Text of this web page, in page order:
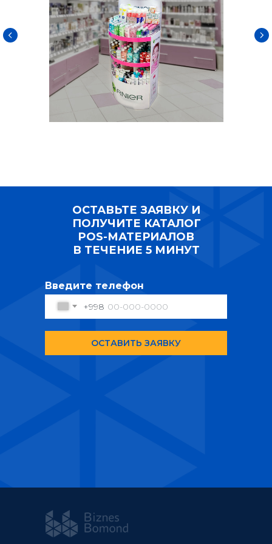
Введите телефон
+998
ОСТАВИТЬ ЗАЯВКУ
ОСТАВЬТЕ ЗАЯВКУ И
ПОЛУЧИТЕ КАТАЛОГ POS-
МАТЕРИАЛОВ В ТЕЧЕНИЕ 5
ОСТАВЬТЕ ЗАЯВКУ И
ПОЛУЧИТЕ КАТАЛОГ
POS-МАТЕРИАЛОВ
В ТЕЧЕНИЕ 5 МИНУТ